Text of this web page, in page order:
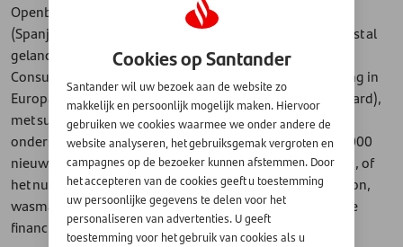
Openbank is momenteel actief in vier Europese landen
(Spanje, Duitsland, Portugal en Nederland) en is daarnaast al
gelanceerd in de Verenigde Staten en Mexico. Santander
Consumer Finance (SCF) is marktleider in autofinanciering in
Europa op basis van kredietvolume (meer dan €140 miljard),
met succesvolle activiteiten in 18 landen. Samen
ondersteunen Openbank en SCF dagelijks ongeveer 16.000
nieuwe klanten in Europa bij hun financieringsbehoeften, of
het nu gaat om de aankoop van een auto, mobiele telefoon,
wasmachine, woning of andere vormen van persoonlijke
financiering.
Cookies op Santander
Santander wil uw bezoek aan de website zo
makkelijk en persoonlijk mogelijk maken. Hiervoor
gebruiken we cookies waarmee we onder andere de
website analyseren, het gebruiksgemak vergroten en
campagnes op de bezoeker kunnen afstemmen. Door
het accepteren van de cookies geeft u toestemming
uw persoonlijke gegevens te delen voor het
personaliseren van advertenties. U geeft
toestemming voor het gebruik van cookies als u